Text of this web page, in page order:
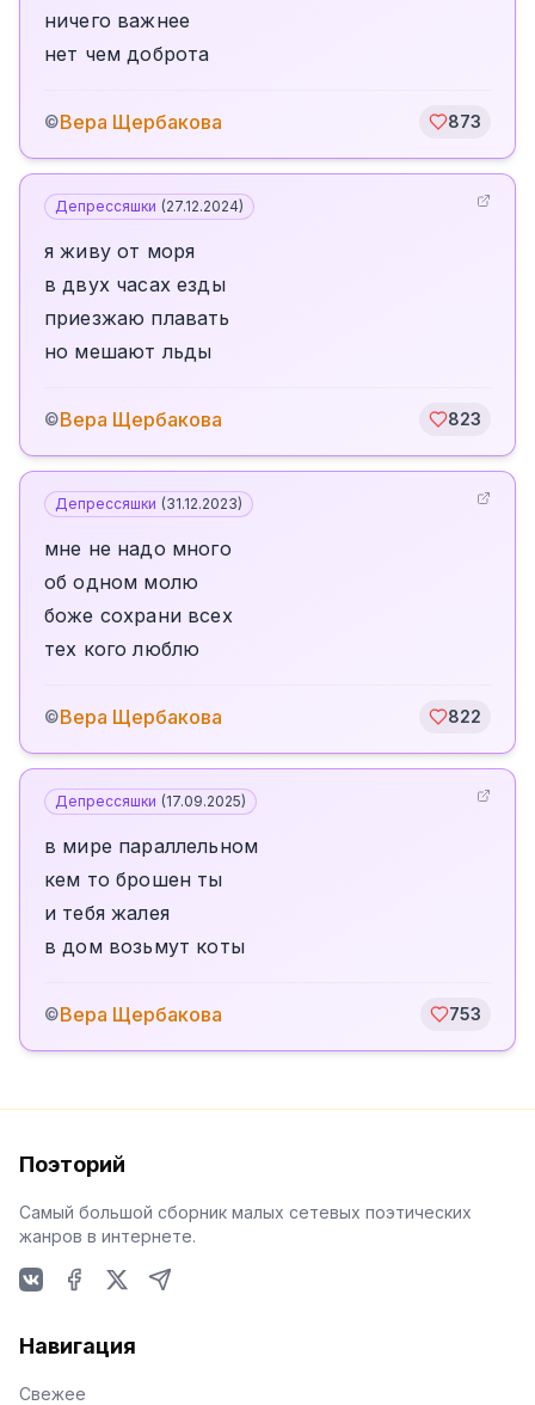
ничего важнее
нет чем доброта
©Вера Щербакова 873
Депрессяшки (27.12.2024)
я живу от моря
в двух часах езды
приезжаю плавать
но мешают льды
©Вера Щербакова 823
Депрессяшки (31.12.2023)
мне не надо много
об одном молю
боже сохрани всех
тех кого люблю
©Вера Щербакова 822
Депрессяшки (17.09.2025)
в мире параллельном
кем то брошен ты
и тебя жалея
в дом возьмут коты
©Вера Щербакова 753
Поэторий
Самый большой сборник малых сетевых поэтических
жанров в интернете.
Навигация
Свежее